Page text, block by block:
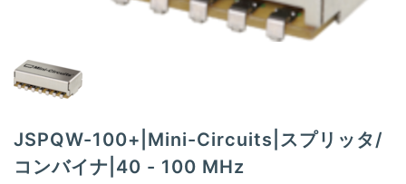
t
i
JSPQW-100+|Mini-Circuits|スプリッタ/
コンバイナ|40 - 100 MHz